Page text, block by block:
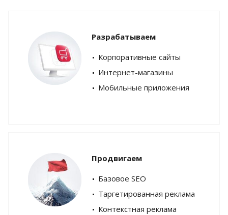
Разрабатываем
Корпоративные сайты
Интернет-магазины
Мобильные приложения
Продвигаем
Базовое SEO
Таргетированная реклама
Контекстная реклама